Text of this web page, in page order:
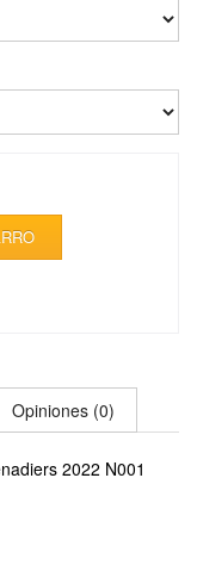
Opiniones (0)
2022 N001